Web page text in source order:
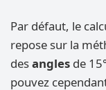
Par défaut, le
repose sur la
desangles de
pouvez